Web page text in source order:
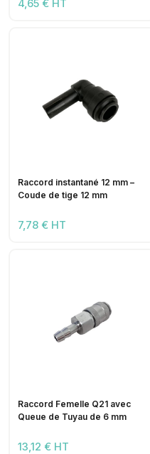
4,65 € HT
Raccord instantané 12 mm –
Coude de tige 12 mm
7,78 € HT
Raccord Femelle Q21 avec
Queue de Tuyau de 6 mm
13,12 € HT